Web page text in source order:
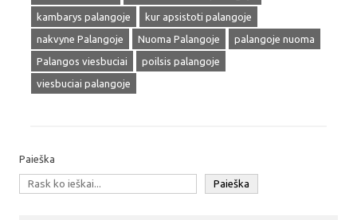
kambarys palangoje
kur apsistoti palangoje
nakvyne Palangoje
Nuoma Palangoje
palangoje nuoma
Palangos viesbuciai
poilsis palangoje
viesbuciai palangoje
Paieška
Paieška